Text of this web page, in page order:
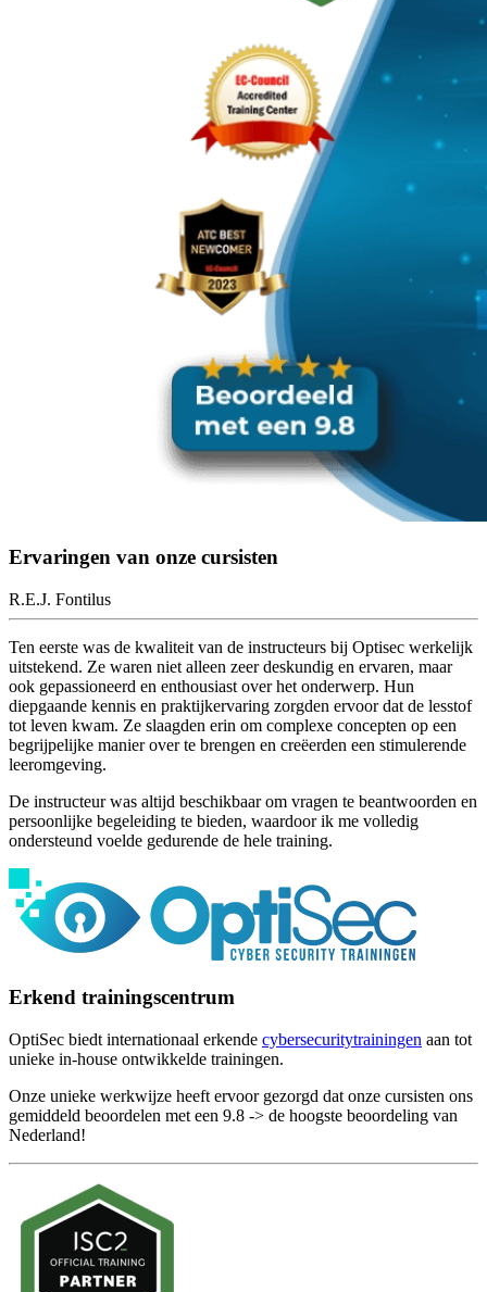
Ervaringen van onze cursisten
R.E.J. Fontilus
Ten eerste was de kwaliteit van de instructeurs bij Optisec werkelijk
uitstekend. Ze waren niet alleen zeer deskundig en ervaren, maar
ook gepassioneerd en enthousiast over het onderwerp. Hun
diepgaande kennis en praktijkervaring zorgden ervoor dat de lesstof
tot leven kwam. Ze slaagden erin om complexe concepten op een
begrijpelijke manier over te brengen en creëerden een stimulerende
leeromgeving.
De instructeur was altijd beschikbaar om vragen te beantwoorden en
persoonlijke begeleiding te bieden, waardoor ik me volledig
ondersteund voelde gedurende de hele training.
Erkend trainingscentrum
OptiSec biedt internationaal erkende cybersecuritytrainingen aan tot
unieke in-house ontwikkelde trainingen.
Onze unieke werkwijze heeft ervoor gezorgd dat onze cursisten ons
gemiddeld beoordelen met een 9.8 -> de hoogste beoordeling van
Nederland!